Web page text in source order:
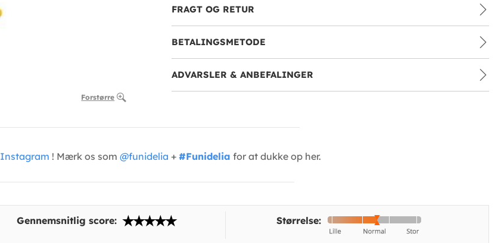
Forstørre
FRAGT OG RETUR
BETALINGSMETODE
ADVARSLER & ANBEFALINGER
Instagram ! Mærk os som @funidelia + #Funidelia for at dukke op her.
Gennemsnitlig score: Størrelse: